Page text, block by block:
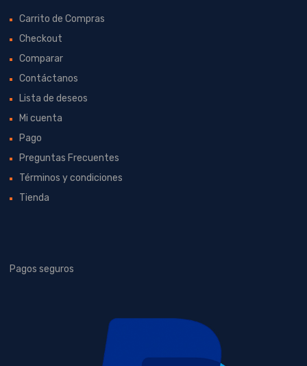
Carrito de Compras
Checkout
Comparar
Contáctanos
Lista de deseos
Mi cuenta
Pago
Preguntas Frecuentes
Términos y condiciones
Tienda
Pagos seguros